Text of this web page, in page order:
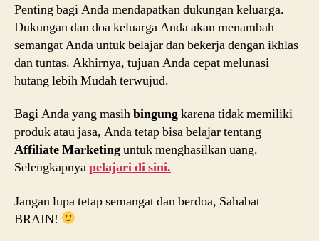
Penting bagi Anda mendapatkan dukungan keluarga.
Dukungan dan doa keluarga Anda akan menambah
semangat Anda untuk belajar dan bekerja dengan ikhlas
dan tuntas. Akhirnya, tujuan Anda cepat melunasi
hutang lebih Mudah terwujud.
Bagi Anda yang masihbingungkarena tidak memiliki
produk atau jasa, Anda tetap bisa belajar tentang
Affiliate Marketinguntuk menghasilkan uang.
Selengkapnyapelajari di sini.
Jangan lupa tetap semangat dan berdoa, Sahabat
BRAIN!